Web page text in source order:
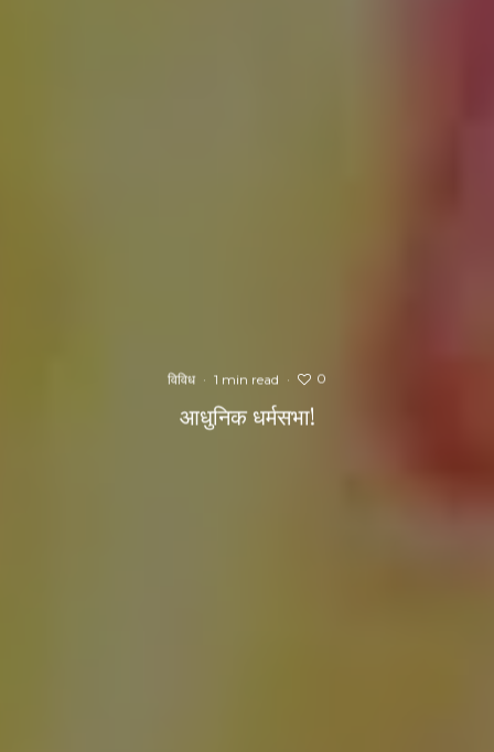
विविध · 1 min read · 0
आधुनिक धर्मसभा!